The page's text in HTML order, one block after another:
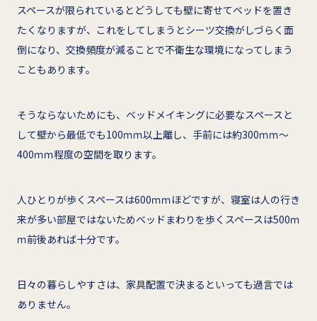
スペースが限られているとどうしても壁に寄せてベッドを置き
たくなりますが、これをしてしまうとシーツ交換がしづらく面
倒になり、交換頻度が減ることで不衛生な環境になってしまう
こともあります。
そうならないためにも、ベッドメイキングに必要なスペースと
して壁から最低でも100ｍｍ以上離し、手前には約300ｍｍ～
400ｍｍ程度の空間を取ります。
人ひとりが歩くスペースは600ｍｍほどですが、寝室は人の行き
来が多い部屋ではないためベッドまわりを歩くスペースは500ｍ
ｍ前後あれば十分です。
日々の暮らしやすさは、家具配置で決まるといっても過言では
ありません。